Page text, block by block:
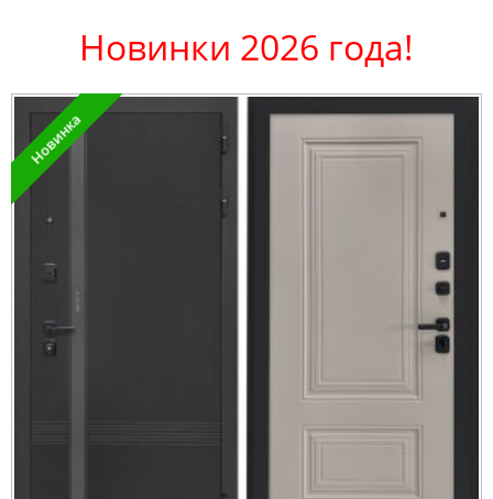
Новинки 2026 года!
Новинка